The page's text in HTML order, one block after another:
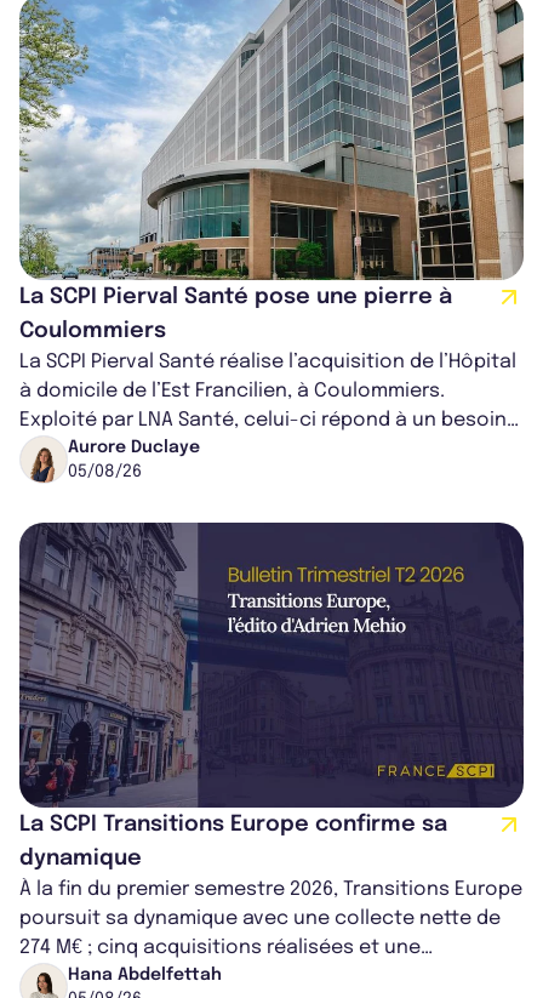
La SCPI Pierval Santé pose une pierre à
Coulommiers
La SCPI Pierval Santé réalise l’acquisition de l’Hôpital
à domicile de l’Est Francilien, à Coulommiers.
Exploité par LNA Santé, celui-ci répond à un besoin
médical croissant, qui s...
Aurore Duclaye
05/08/26
La SCPI Transitions Europe confirme sa
dynamique
À la fin du premier semestre 2026, Transitions Europe
poursuit sa dynamique avec une collecte nette de
274 M€ ; cinq acquisitions réalisées et une
capitalisation portée à 1,38 Md€....
Hana Abdelfettah